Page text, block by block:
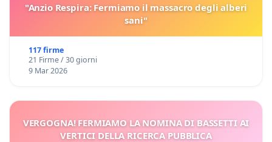
"Anzio Respira: Fermiamo il massacro degli alberi
sani"
117 firme
21 Firme / 30 giorni
9 Mar 2026
VERGOGNA! FERMIAMO LA NOMINA DI BASSETTI AI
VERTICI DELLA RICERCA PUBBLICA